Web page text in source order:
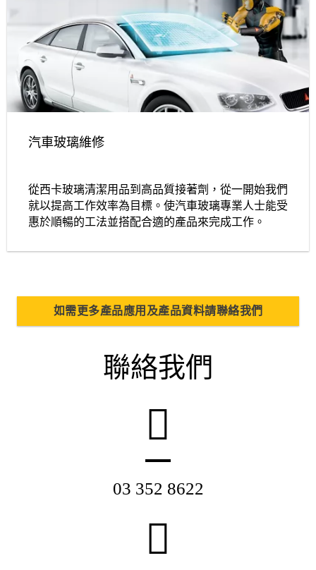
汽車玻璃維修
從西卡玻璃清潔用品到高品質接著劑，從一開始我們
就以提高工作效率為目標。使汽車玻璃專業人士能受
惠於順暢的工法並搭配合適的產品來完成工作。
如需更多產品應用及產品資料請聯絡我們
聯絡我們
03 352 8622